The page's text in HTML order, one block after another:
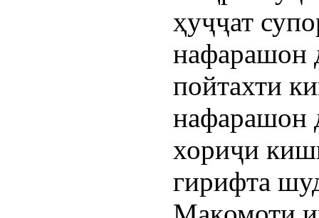
ҳуҷҷат
нафарашон
пойтахти
нафарашон
хориҷи
гирифта